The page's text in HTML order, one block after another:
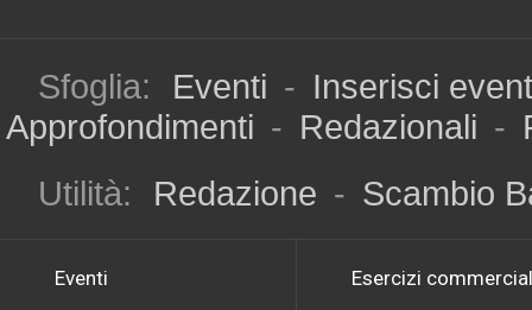
Sfoglia: Eventi - Inserisci
Approfondimenti - Redazionali -
Utilità:
Redazione - Scambio
Eventi Esercizi